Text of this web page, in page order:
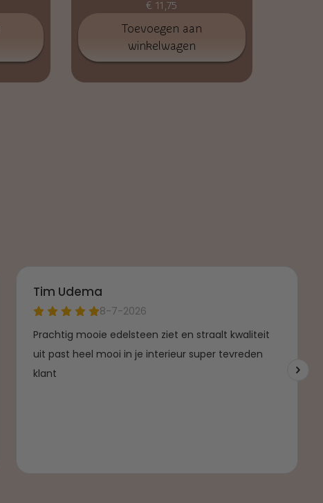
€ 11,75
Toevoegen aan
winkelwagen